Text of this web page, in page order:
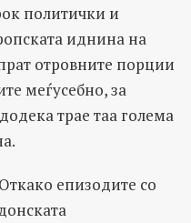
политички и
иднина на
отровните порции
меѓусебно, за
трае таа голема
епизодите со